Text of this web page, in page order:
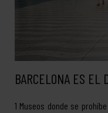
BARCELONA ES EL
1 Museos donde se